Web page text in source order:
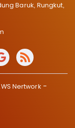
Baruk, Rungkut,
Nertwork